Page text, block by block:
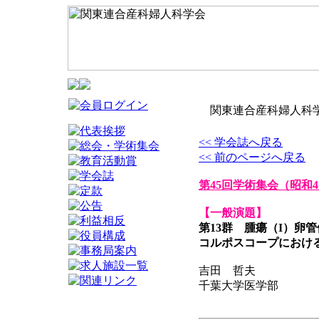
関東連合産科婦人科
<< 学会誌へ戻る
<< 前のページへ戻る
第45回学術集会（昭和
【一般演題】
第13群 腫瘍（I）卵管
コルポスコープにおけ
吉田 哲夫
千葉大学医学部